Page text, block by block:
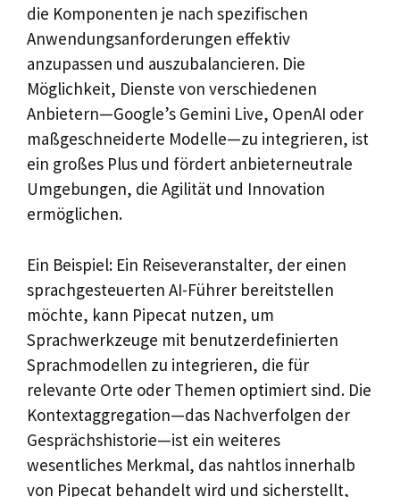
die Komponenten je nach spezifischen
Anwendungsanforderungen effektiv
anzupassen und auszubalancieren. Die
Möglichkeit, Dienste von verschiedenen
Anbietern—Google’s Gemini Live, OpenAI oder
maßgeschneiderte Modelle—zu integrieren, ist
ein großes Plus und fördert anbieterneutrale
Umgebungen, die Agilität und Innovation
ermöglichen.
Ein Beispiel: Ein Reiseveranstalter, der einen
sprachgesteuerten AI-Führer bereitstellen
möchte, kann Pipecat nutzen, um
Sprachwerkzeuge mit benutzerdefinierten
Sprachmodellen zu integrieren, die für
relevante Orte oder Themen optimiert sind. Die
Kontextaggregation—das Nachverfolgen der
Gesprächshistorie—ist ein weiteres
wesentliches Merkmal, das nahtlos innerhalb
von Pipecat behandelt wird und sicherstellt,